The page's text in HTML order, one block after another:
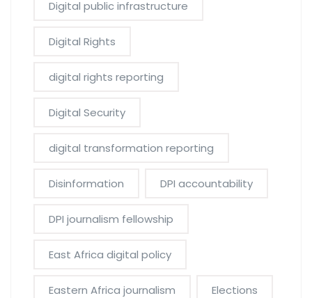
Digital public infrastructure
Digital Rights
digital rights reporting
Digital Security
digital transformation reporting
Disinformation DPI accountability
DPI journalism fellowship
East Africa digital policy
Eastern Africa journalism Elections